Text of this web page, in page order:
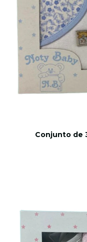
Conjunto de